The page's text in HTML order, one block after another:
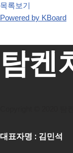
목록보기
Powered by KBoard
탐켄
대표자명 : 김민석